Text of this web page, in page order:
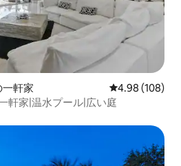
軒家 レビュー108
4.98 (108)
軒家|温水プール|広い庭